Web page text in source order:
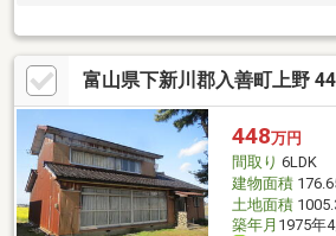
富山県下新川郡入善町上野
448万円
間取り 6LDK
建物面積
土地面積
築年月 1975年